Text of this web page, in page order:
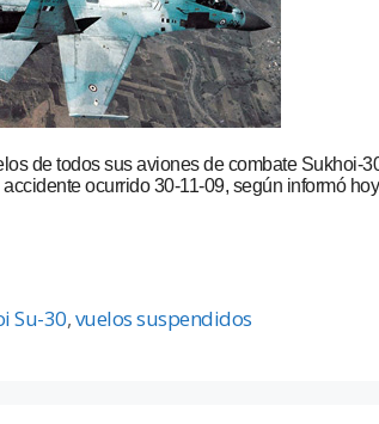
de todos sus aviones de combate Sukhoi-
ocurrido 30-11-09, según informó
Su-30,vuelos suspendidos